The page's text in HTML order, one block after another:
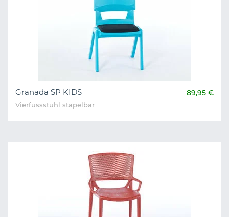
Granada SP KIDS 89,95 €
Vierfussstuhl stapelbar